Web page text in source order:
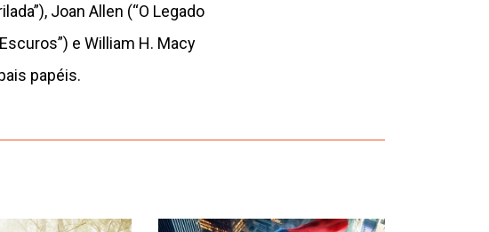
Joan Allen (“O Legado
e William H. Macy
papéis.